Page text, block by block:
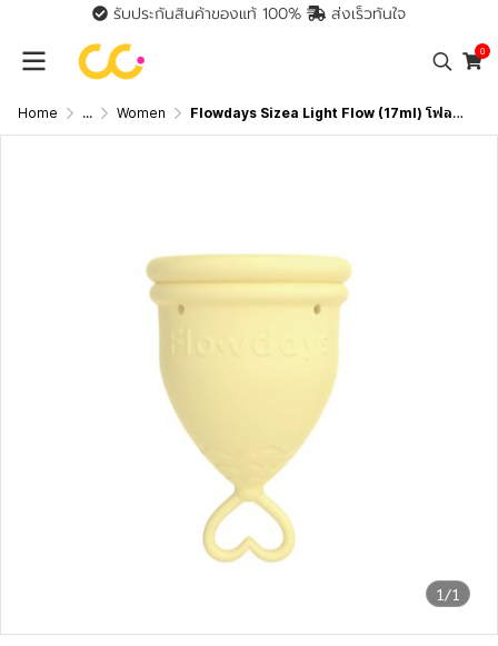
รับประกันสินค้าของแท้ 100% ส่งเร็วทันใจ
0
Home ... Women Flowdays Sizea Light Flow (17ml) โฟลว์เดย์ ถ้วยอนามัยรองรับประจำเดือน
1/1